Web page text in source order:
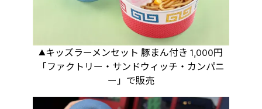
▲キッズラーメンセット 豚まん付き 1,000円
「ファクトリー・サンドウィッチ・カンパニ
ー」で販売